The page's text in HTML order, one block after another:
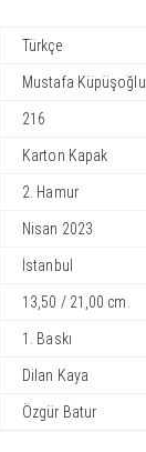
Türkçe
Mustafa Küpüşoğlu
216
Karton Kapak
2. Hamur
Nisan 2023
İstanbul
13,50 / 21,00 cm.
1. Baskı
Dilan Kaya
Özgür Batur